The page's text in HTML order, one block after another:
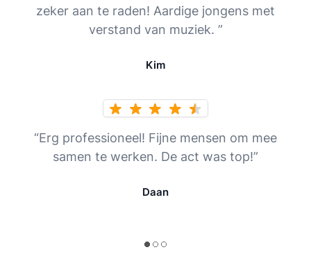
zeker aan te raden! Aardige jongens met
verstand van muziek. ”
Kim
“Erg professioneel! Fijne mensen om mee
samen te werken. De act was top!”
Daan